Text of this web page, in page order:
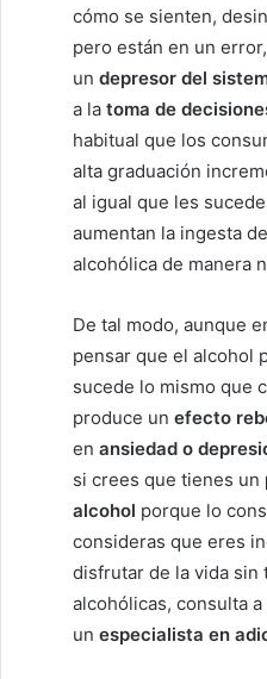
cómo se sienten,
pero están en un
un depresor del
a la toma de
habitual que los
alta graduación
al igual que les
aumentan la ingesta
alcohólica de manera
De tal modo, aunque
pensar que el alcohol
sucede lo mismo que
produce un efecto
en ansiedad o
si crees que tienes un
alcohol porque lo
consideras que eres
disfrutar de la vida sin
alcohólicas, consulta
un especialista en